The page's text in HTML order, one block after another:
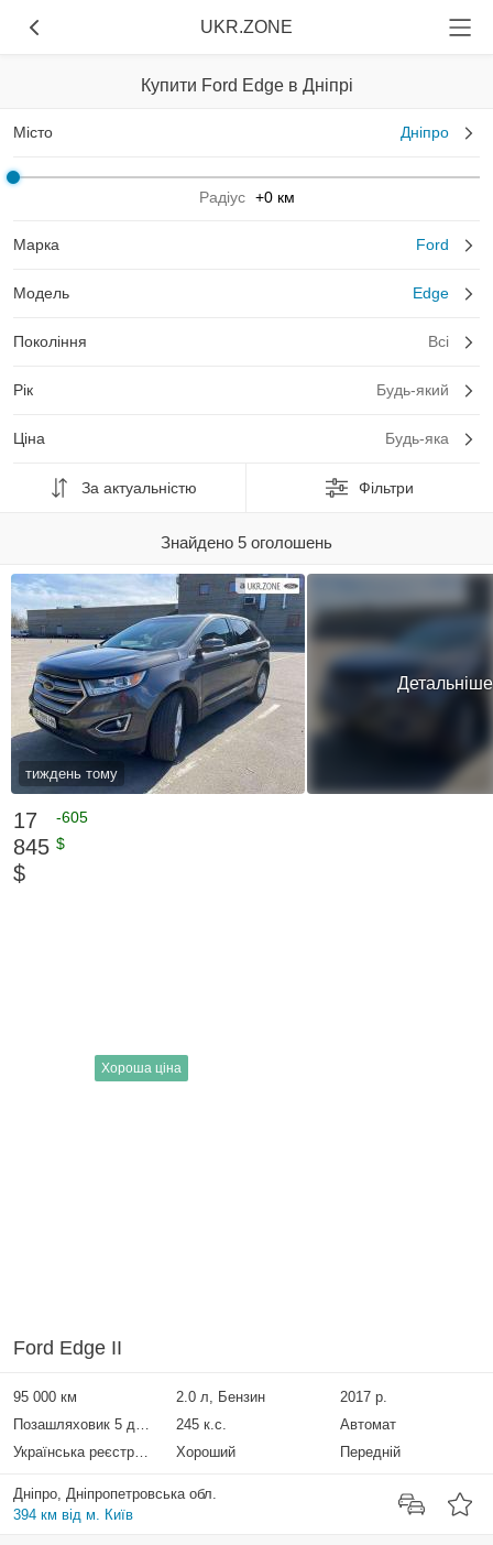
UKR.ZONE
Купити Ford Edge в Дніпрі
Місто Дніпро
Радіус +0 км
Марка Ford
Модель Edge
Покоління Всі
Рік Будь-який
Ціна Будь-яка
За актуальністю Фільтри
Знайдено 5 оголошень
тиждень тому
Детальніше
17
845
$
-605
$
Хороша ціна
Ford Edge II
95 000 км 2.0 л, Бензин
2017 р.
Позашляховик 5 дверей
245 к.с.
Автомат
Українська реєстрація
Хороший Передній
Дніпро, Дніпропетровська обл.
394 км від м. Київ